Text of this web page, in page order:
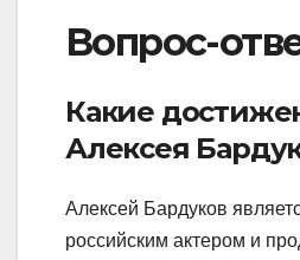
Вопрос-
Какие
Алексея
Алексей Бардуков
российским актером и